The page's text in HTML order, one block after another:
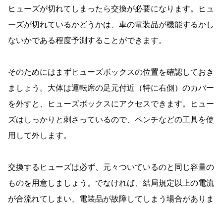
ヒューズが切れてしまったら交換が必要になります。ヒュ
ーズが切れているかどうかは、車の電装品が機能するかし
ないかである程度予測することができます。
そのためにはまずヒューズボックスの位置を確認しておき
ましょう。大体は運転席の足元付近（特に右側）のカバー
を外すと、ヒューズボックスにアクセスできます。ヒュー
ズはしっかりと刺さっているので、ペンチなどの工具を使
用して外します。
交換するヒューズは必ず、元々ついているのと同じ容量の
ものを用意しましょう。でなければ、結局規定以上の電流
が合流れてしまい、電装品が故障してしまう場合がありま